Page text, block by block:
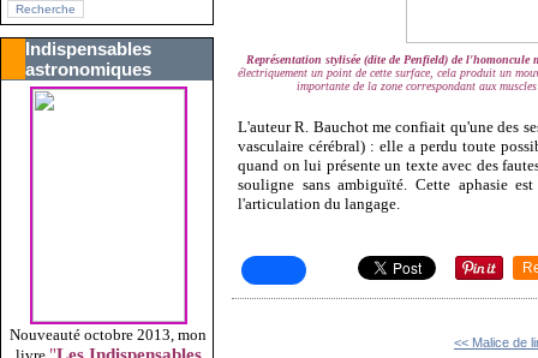
Indispensables
astronomiques
Nouveauté octobre 2013, mon
Représentation stylisée (dite de Penfield) de
électriquement un point de cette surface, cela produit un
importante de la zone correspondant aux
L'auteur R. Bauchot me confiait qu'une des
vasculaire cérébral) : elle a perdu toute
quand on lui présente un texte avec des
souligne sans ambiguïté. Cette aphasie
l'articulation du langage.
<< Malice de